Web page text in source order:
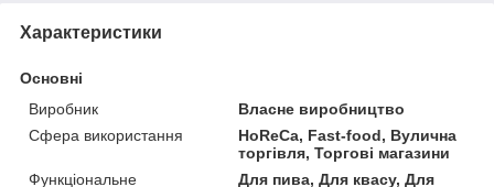
Характеристики
Основні
Виробник
Власне виробництво
Сфера використання
HoReCa, Fast-food, Вулична
торгівля, Торгові магазини
Функціональне
Для пива, Для квасу, Для